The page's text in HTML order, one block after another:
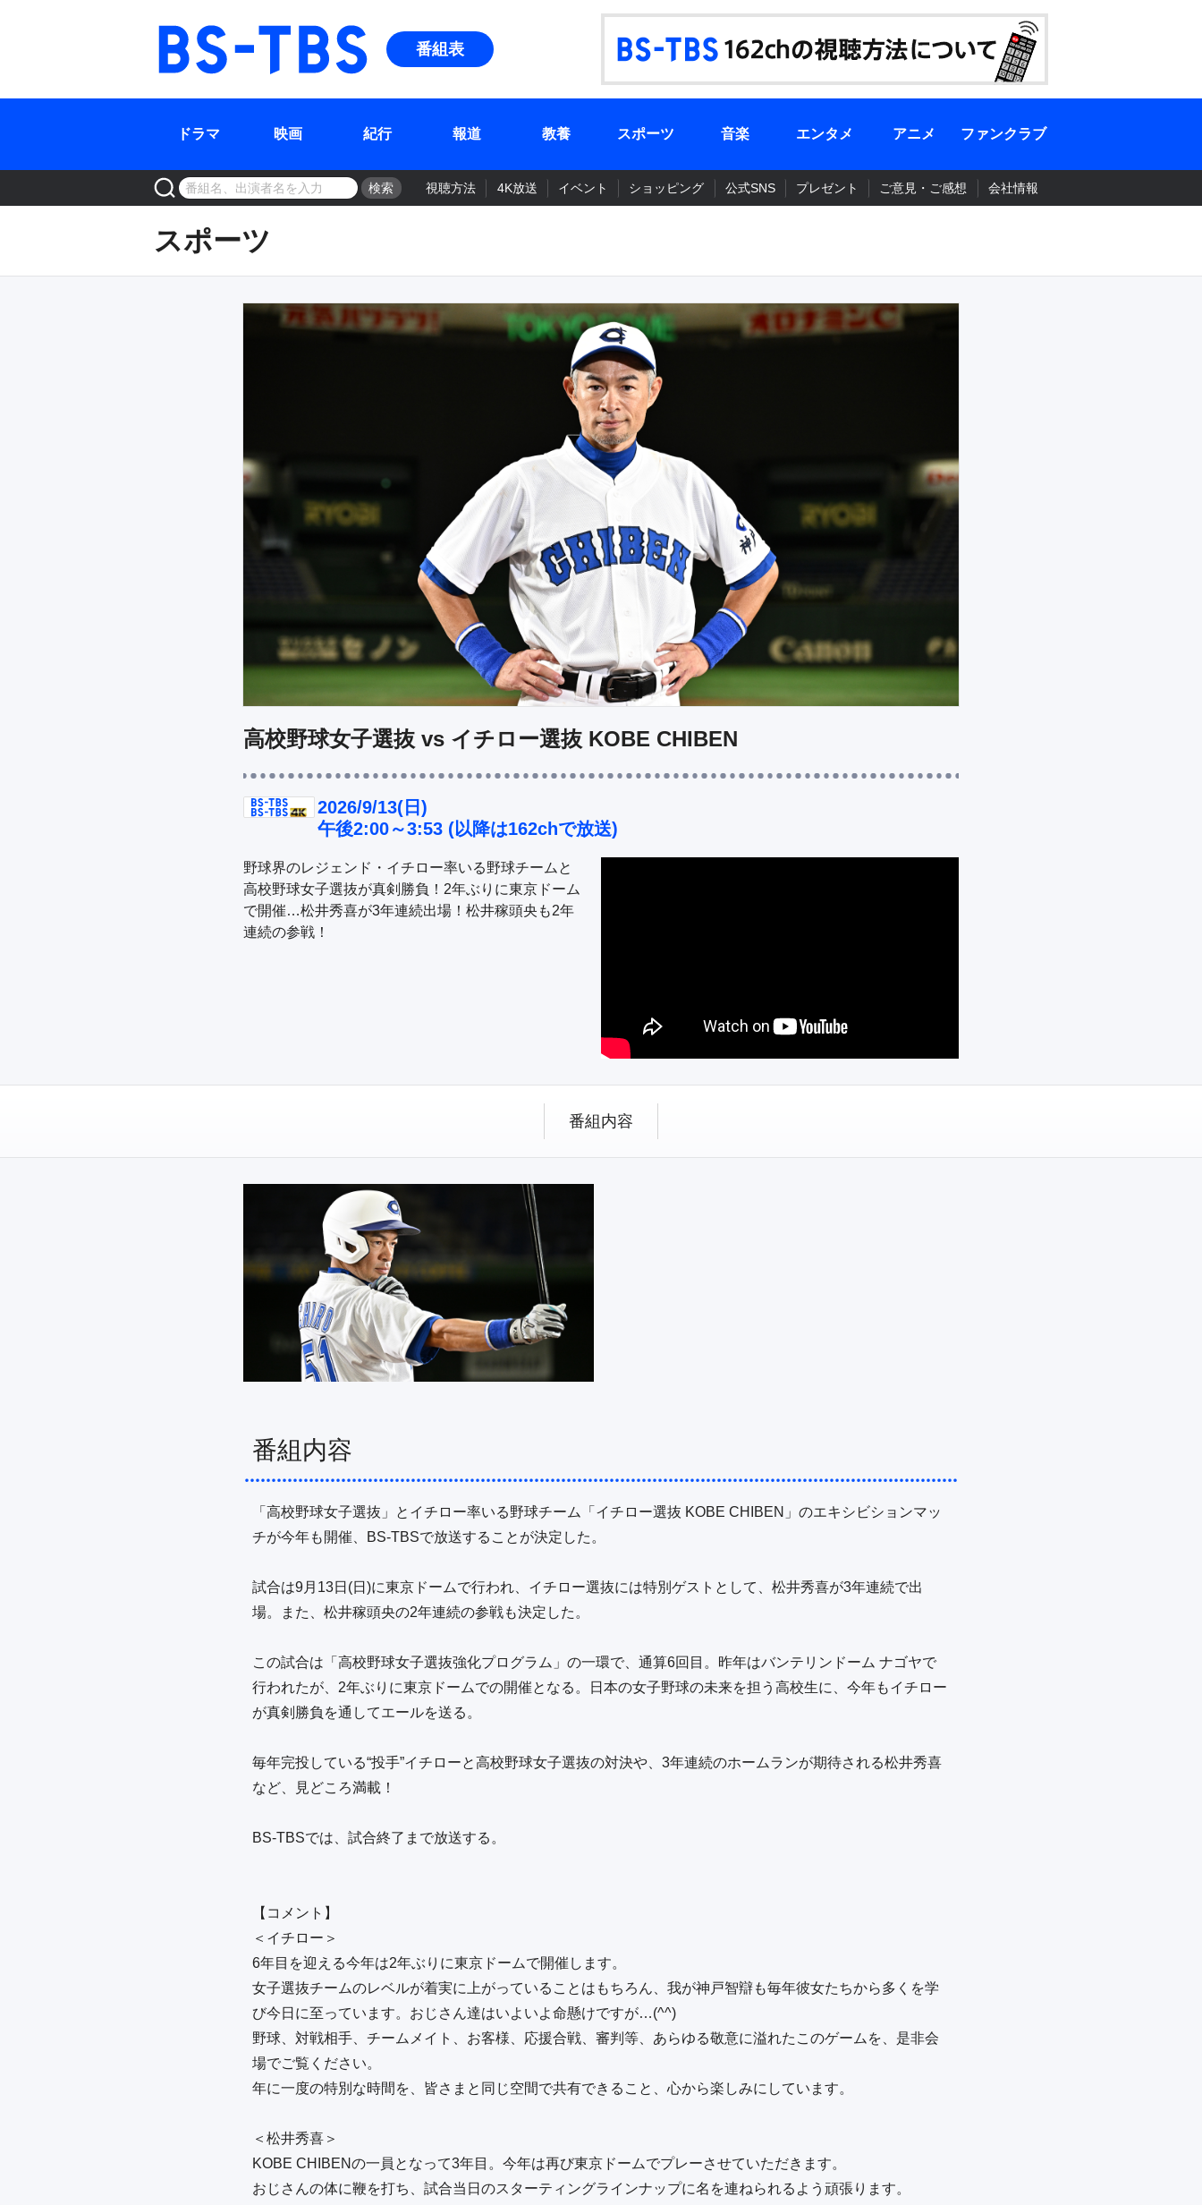
番組表
ドラマ 映画 紀行 報道 教養 スポーツ 音楽 エンタメ アニメ ファンクラブ
検索 視聴方法 4K放送 イベント ショッピング 公式SNS プレゼント ご意見・ご感想 会社情報
スポーツ
高校野球女子選抜 vs イチロー選抜 KOBE CHIBEN
2026/9/13(日)
午後2:00～3:53 (以降は162chで放送)
野球界のレジェンド・イチロー率いる野球チームと
高校野球女子選抜が真剣勝負！2年ぶりに東京ドーム
で開催…松井秀喜が3年連続出場！松井稼頭央も2年
連続の参戦！
番組内容
番組内容
「高校野球女子選抜」とイチロー率いる野球チーム「イチロー選抜 KOBE CHIBEN」のエキシビションマッ
チが今年も開催、BS-TBSで放送することが決定した。
試合は9月13日(日)に東京ドームで行われ、イチロー選抜には特別ゲストとして、松井秀喜が3年連続で出
場。また、松井稼頭央の2年連続の参戦も決定した。
この試合は「高校野球女子選抜強化プログラム」の一環で、通算6回目。昨年はバンテリンドーム ナゴヤで
行われたが、2年ぶりに東京ドームでの開催となる。日本の女子野球の未来を担う高校生に、今年もイチロー
が真剣勝負を通してエールを送る。
毎年完投している“投手”イチローと高校野球女子選抜の対決や、3年連続のホームランが期待される松井秀喜
など、見どころ満載！
BS-TBSでは、試合終了まで放送する。
【コメント】
＜イチロー＞
6年目を迎える今年は2年ぶりに東京ドームで開催します。
女子選抜チームのレベルが着実に上がっていることはもちろん、我が神戸智辯も毎年彼女たちから多くを学
び今日に至っています。おじさん達はいよいよ命懸けですが…(^^)
野球、対戦相手、チームメイト、お客様、応援合戦、審判等、あらゆる敬意に溢れたこのゲームを、是非会
場でご覧ください。
年に一度の特別な時間を、皆さまと同じ空間で共有できること、心から楽しみにしています。
＜松井秀喜＞
KOBE CHIBENの一員となって3年目。今年は再び東京ドームでプレーさせていただきます。
おじさんの体に鞭を打ち、試合当日のスターティングラインナップに名を連ねられるよう頑張ります。